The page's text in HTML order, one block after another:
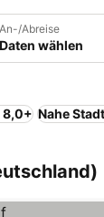
An-/Abreise
Daten wählen
8,0+ Nahe